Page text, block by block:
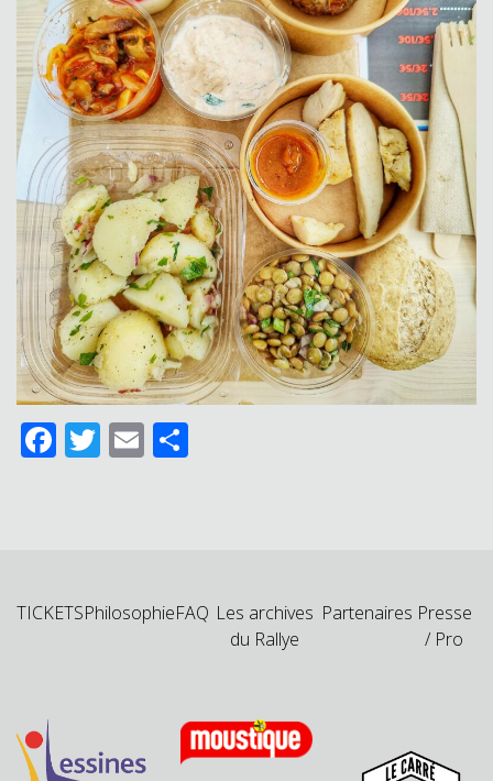
Facebook
Twitter
Email
TICKETSPhilosophieFAQ Les archives
du Rallye
Partenaires Presse
/ Pro